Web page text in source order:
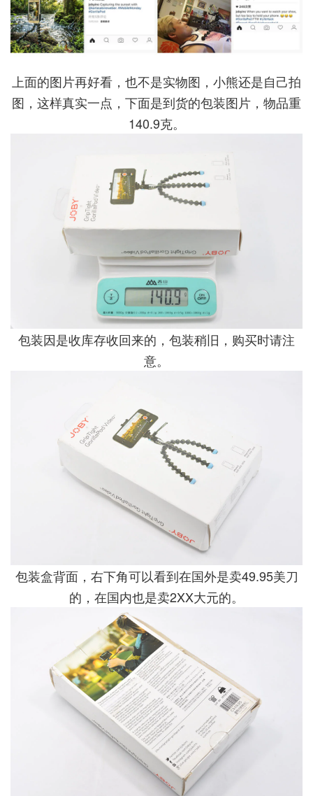
上面的图片再好看，也不是实物图，小熊还是自己拍
图，这样真实一点，下面是到货的包装图片，物品重
140.9克。
包装因是收库存收回来的，包装稍旧，购买时请注
意。
包装盒背面，右下角可以看到在国外是卖49.95美刀
的，在国内也是卖2XX大元的。